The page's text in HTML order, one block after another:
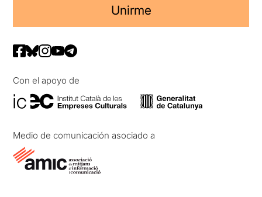
Unirme
Con el apoyo de
Medio de comunicación asociado a